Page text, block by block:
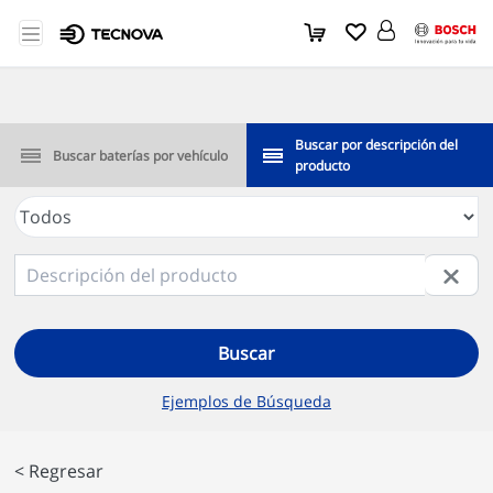
Buscar baterías por vehículo
Buscar por descripción del
producto
Buscar
Ejemplos de Búsqueda
< Regresar